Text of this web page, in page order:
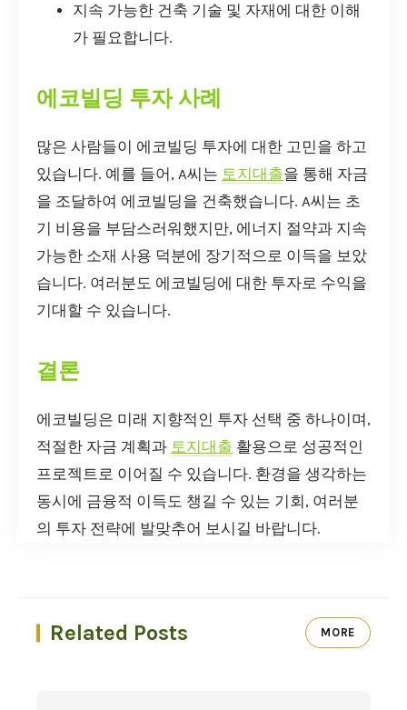
지속 가능한 건축 기술 및 자재에 대한 이해
가 필요합니다.
에코빌딩 투자 사례
많은 사람들이 에코빌딩 투자에 대한 고민을 하고
있습니다. 예를 들어, A씨는 토지대출을 통해 자금
을 조달하여 에코빌딩을 건축했습니다. A씨는 초
기 비용을 부담스러워했지만, 에너지 절약과 지속
가능한 소재 사용 덕분에 장기적으로 이득을 보았
습니다. 여러분도 에코빌딩에 대한 투자로 수익을
기대할 수 있습니다.
결론
에코빌딩은 미래 지향적인 투자 선택 중 하나이며,
적절한 자금 계획과 토지대출 활용으로 성공적인
프로젝트로 이어질 수 있습니다. 환경을 생각하는
동시에 금융적 이득도 챙길 수 있는 기회, 여러분
의 투자 전략에 발맞추어 보시길 바랍니다.
Related Posts MORE